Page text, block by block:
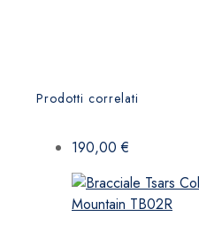
Prodotti correlati
190,00€